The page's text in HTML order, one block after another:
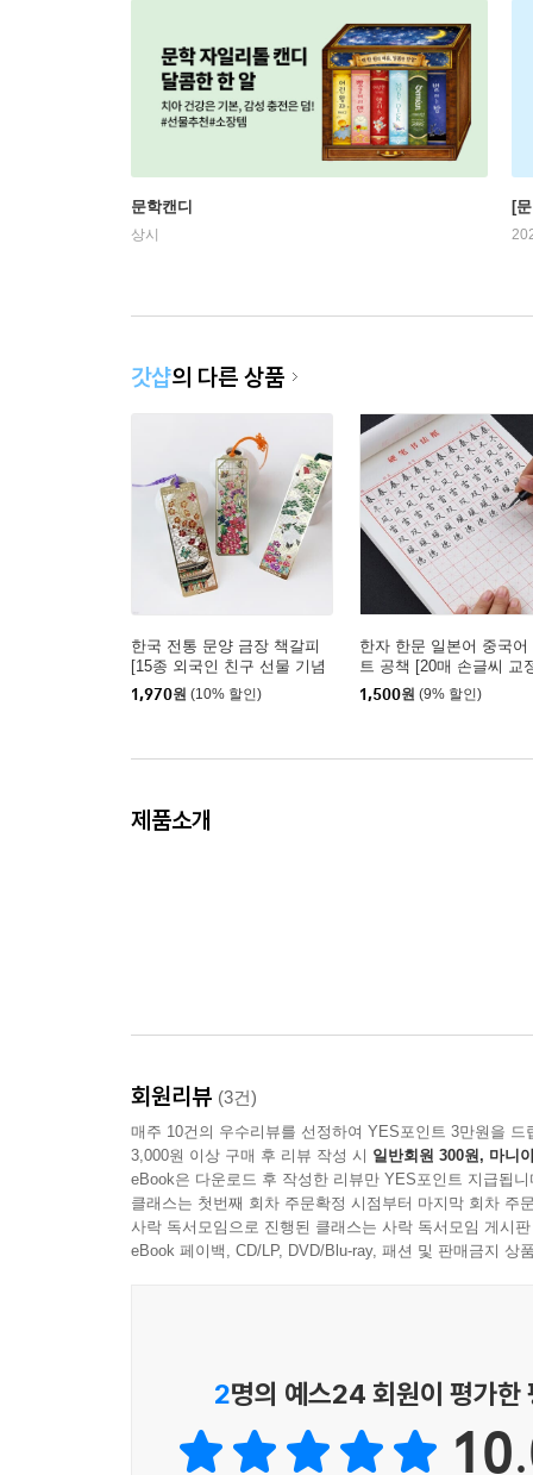
문학캔디
상시
[
갓샵의 다른 상품
한국 전통 문양 금장 책갈피
[15종 외국인 친구 선물 기념
품 답례품 한복 북마크 외국
한국적인 금속 북클립 독서굿
1,970원 (10% 할인)
한자 한문 일본어 중국어
트 공책 [20매 손글씨 교
습장 미자미공지 모눈노
1,500원 (9% 할인)
제품소개
회원리뷰 (3건)
매주 10건의 우수리뷰를 선정하여 YES포인트 3만원을 드
3,000원 이상 구매 후 리뷰 작성 시 일반회원 300원, 마니
eBook은 다운로드 후 작성한 리뷰만 YES포인트 지급됩니
클래스는 첫번째 회차 주문확정 시점부터 마지막 회차 주
사락 독서모임으로 진행된 클래스는 사락 독서모임 게시
eBook 페이백, CD/LP, DVD/Blu-ray, 패션 및 판매금지 상
2명의 예스24 회원이 평가한